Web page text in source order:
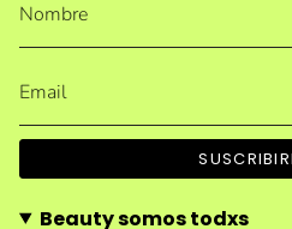
Beauty somos todxs